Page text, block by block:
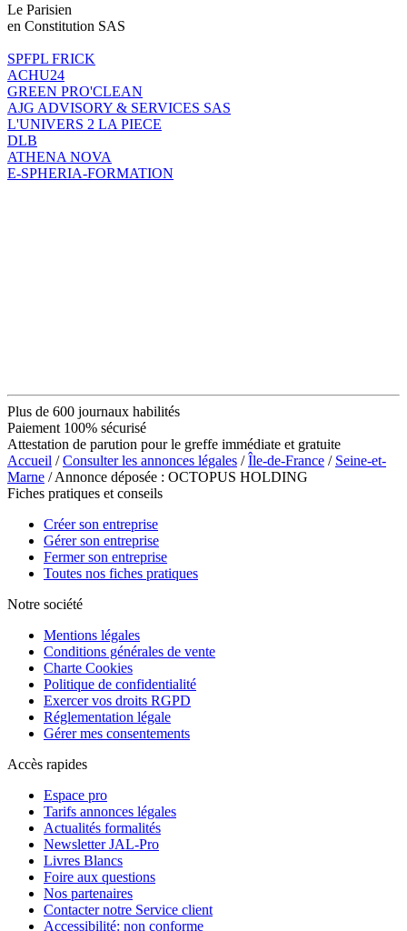
Le Parisien
en Constitution SAS
SPFPL FRICK
ACHU24
GREEN PRO'CLEAN
AJG ADVISORY & SERVICES SAS
L'UNIVERS 2 LA PIECE
DLB
ATHENA NOVA
E-SPHERIA-FORMATION
Plus de 600 journaux habilités
Paiement 100% sécurisé
Attestation de parution pour le greffe immédiate et gratuite
Accueil /Consulter les annonces légales /Île-de-France / Seine-et-
Marne / Annonce déposée : OCTOPUS HOLDING
Fiches pratiques et conseils
Créer son entreprise
Gérer son entreprise
Fermer son entreprise
Toutes nos fiches pratiques
Notre société
Mentions légales
Conditions générales de vente
Charte Cookies
Politique de confidentialité
Exercer vos droits RGPD
Réglementation légale
Gérer mes consentements
Accès rapides
Espace pro
Tarifs annonces légales
Actualités formalités
Newsletter JAL-Pro
Livres Blancs
Foire aux questions
Nos partenaires
Contacter notre Service client
Accessibilité: non conforme